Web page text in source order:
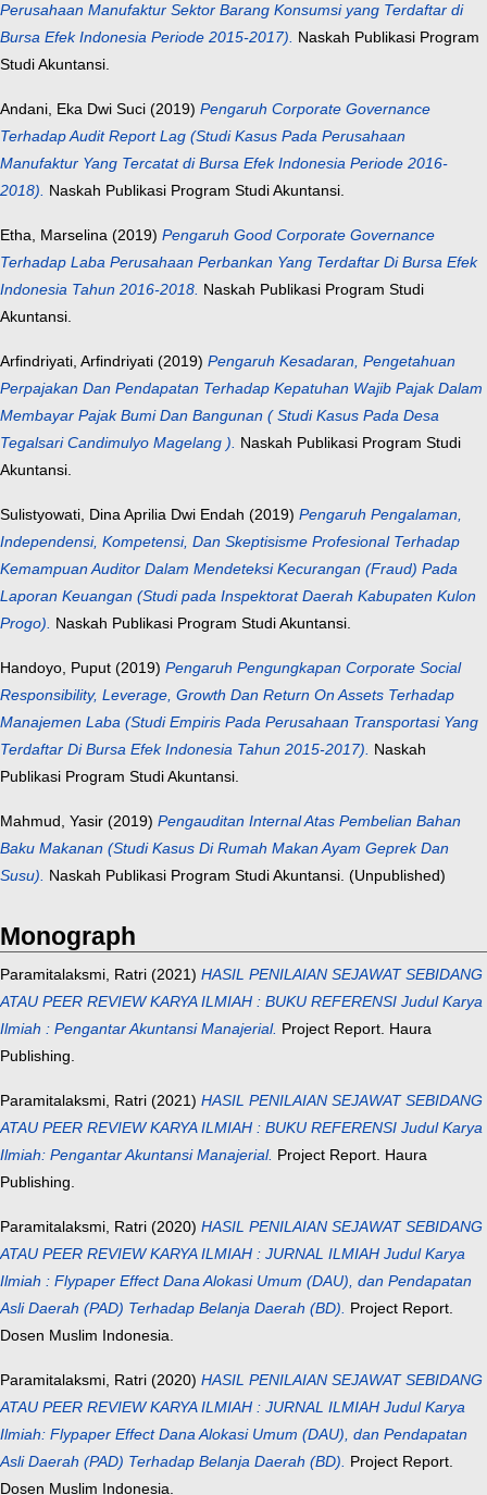
Perusahaan Manufaktur Sektor Barang Konsumsi yang Terdaftar di
Bursa Efek Indonesia Periode 2015-2017). Naskah Publikasi Program
Studi Akuntansi.
Andani, Eka Dwi Suci (2019) Pengaruh Corporate Governance
Terhadap Audit Report Lag (Studi Kasus Pada Perusahaan
Manufaktur Yang Tercatat di Bursa Efek Indonesia Periode 2016-
2018). Naskah Publikasi Program Studi Akuntansi.
Etha, Marselina (2019) Pengaruh Good Corporate Governance
Terhadap Laba Perusahaan Perbankan Yang Terdaftar Di Bursa Efek
Indonesia Tahun 2016-2018. Naskah Publikasi Program Studi
Akuntansi.
Arfindriyati, Arfindriyati (2019) Pengaruh Kesadaran, Pengetahuan
Perpajakan Dan Pendapatan Terhadap Kepatuhan Wajib Pajak Dalam
Membayar Pajak Bumi Dan Bangunan ( Studi Kasus Pada Desa
Tegalsari Candimulyo Magelang ). Naskah Publikasi Program Studi
Akuntansi.
Sulistyowati, Dina Aprilia Dwi Endah (2019) Pengaruh Pengalaman,
Independensi, Kompetensi, Dan Skeptisisme Profesional Terhadap
Kemampuan Auditor Dalam Mendeteksi Kecurangan (Fraud) Pada
Laporan Keuangan (Studi pada Inspektorat Daerah Kabupaten Kulon
Progo). Naskah Publikasi Program Studi Akuntansi.
Handoyo, Puput (2019) Pengaruh Pengungkapan Corporate Social
Responsibility, Leverage, Growth Dan Return On Assets Terhadap
Manajemen Laba (Studi Empiris Pada Perusahaan Transportasi Yang
Terdaftar Di Bursa Efek Indonesia Tahun 2015-2017). Naskah
Publikasi Program Studi Akuntansi.
Mahmud, Yasir (2019) Pengauditan Internal Atas Pembelian Bahan
Baku Makanan (Studi Kasus Di Rumah Makan Ayam Geprek Dan
Susu). Naskah Publikasi Program Studi Akuntansi. (Unpublished)
Monograph
Paramitalaksmi, Ratri (2021) HASIL PENILAIAN SEJAWAT SEBIDANG
ATAU PEER REVIEW KARYA ILMIAH : BUKU REFERENSI Judul Karya
Ilmiah : Pengantar Akuntansi Manajerial. Project Report. Haura
Publishing.
Paramitalaksmi, Ratri (2021) HASIL PENILAIAN SEJAWAT SEBIDANG
ATAU PEER REVIEW KARYA ILMIAH : BUKU REFERENSI Judul Karya
Ilmiah: Pengantar Akuntansi Manajerial. Project Report. Haura
Publishing.
Paramitalaksmi, Ratri (2020) HASIL PENILAIAN SEJAWAT SEBIDANG
ATAU PEER REVIEW KARYA ILMIAH : JURNAL ILMIAH Judul Karya
Ilmiah : Flypaper Effect Dana Alokasi Umum (DAU), dan Pendapatan
Asli Daerah (PAD) Terhadap Belanja Daerah (BD). Project Report.
Dosen Muslim Indonesia.
Paramitalaksmi, Ratri (2020) HASIL PENILAIAN SEJAWAT SEBIDANG
ATAU PEER REVIEW KARYA ILMIAH : JURNAL ILMIAH Judul Karya
Ilmiah: Flypaper Effect Dana Alokasi Umum (DAU), dan Pendapatan
Asli Daerah (PAD) Terhadap Belanja Daerah (BD). Project Report.
Dosen Muslim Indonesia.